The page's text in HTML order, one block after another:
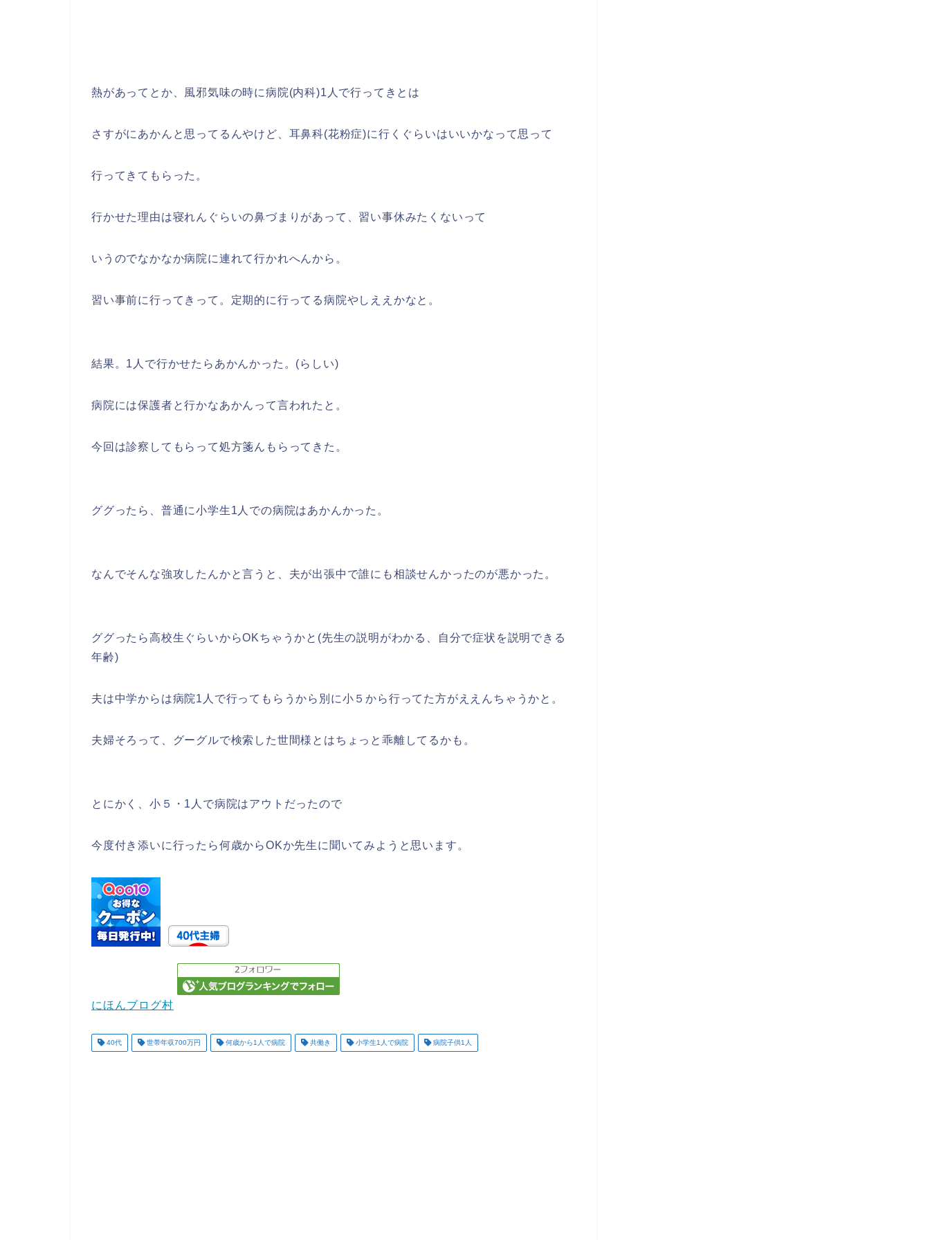
熱があってとか、風邪気味の時に病院(内科)1人で行ってきとは
さすがにあかんと思ってるんやけど、耳鼻科(花粉症)に行くぐらいはいいかなって思って
行ってきてもらった。
行かせた理由は寝れんぐらいの鼻づまりがあって、習い事休みたくないって
いうのでなかなか病院に連れて行かれへんから。
習い事前に行ってきって。定期的に行ってる病院やしええかなと。
結果。1人で行かせたらあかんかった。(らしい)
病院には保護者と行かなあかんって言われたと。
今回は診察してもらって処方箋んもらってきた。
ググったら、普通に小学生1人での病院はあかんかった。
なんでそんな強攻したんかと言うと、夫が出張中で誰にも相談せんかったのが悪かった。
ググったら高校生ぐらいからOKちゃうかと(先生の説明がわかる、自分で症状を説明できる
年齢)
夫は中学からは病院1人で行ってもらうから別に小５から行ってた方がええんちゃうかと。
夫婦そろって、グーグルで検索した世間様とはちょっと乖離してるかも。
とにかく、小５・1人で病院はアウトだったので
今度付き添いに行ったら何歳からOKか先生に聞いてみようと思います。
にほんブログ村
40代 世帯年収700万円 何歳から1人で病院 共働き 小学生1人で病院 病院子供1人